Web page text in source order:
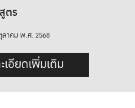
ตร
าคม พ.ศ. 2568
เอียดเพิ่มเติม